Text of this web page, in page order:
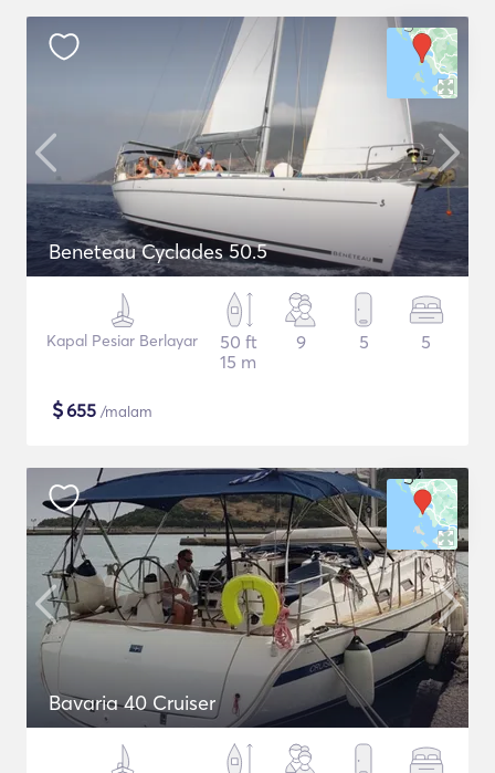
Beneteau Cyclades 50.5
Kapal Pesiar Berlayar
50 ft
15 m
9 5 5
$655 /malam
Bavaria 40 Cruiser